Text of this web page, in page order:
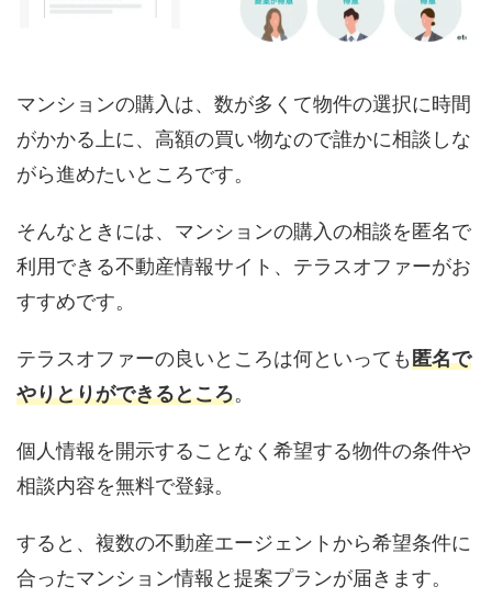
マンションの購入は、数が多くて物件の選択に時間
がかかる上に、高額の買い物なので誰かに相談しな
がら進めたいところです。
そんなときには、マンションの購入の相談を匿名で
利用できる不動産情報サイト、テラスオファーがお
すすめです。
テラスオファーの良いところは何といっても匿名で
やりとりができるところ。
個人情報を開示することなく希望する物件の条件や
相談内容を無料で登録。
すると、複数の不動産エージェントから希望条件に
合ったマンション情報と提案プランが届きます。